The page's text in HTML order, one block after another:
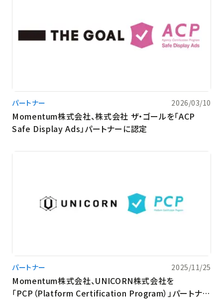
パートナー 2026/03/10
Momentum株式会社、株式会社 ザ・ゴールを「ACP
Safe Display Ads」パートナーに認定
パートナー 2025/11/25
Momentum株式会社、UNICORN株式会社を
「PCP（Platform Certification Program）」パートナー